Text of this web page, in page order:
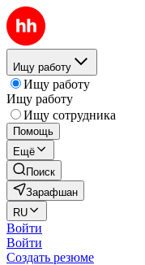
Ищу работу
Ищу работу
Ищу работу
Ищу сотрудника
Помощь
Ещё
Поиск
Зарафшан
RU
Войти
Войти
Создать резюме